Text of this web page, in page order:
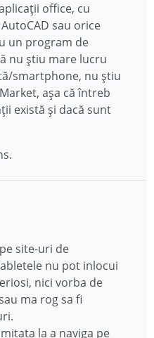
office, cu
sau orice
un program de
nu știu mare lucru
smartphone, nu știu
așa că întreb
există și dacă sunt
site-uri de
nu pot inlocui
nici vorba de
ma rog sa fi
la a naviga pe